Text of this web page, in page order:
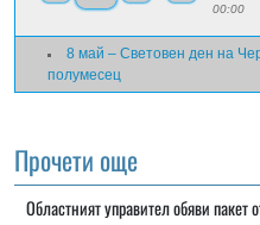
00:00
8 май – Световен ден на
полумесец
Прочети още
Областният управител обяви